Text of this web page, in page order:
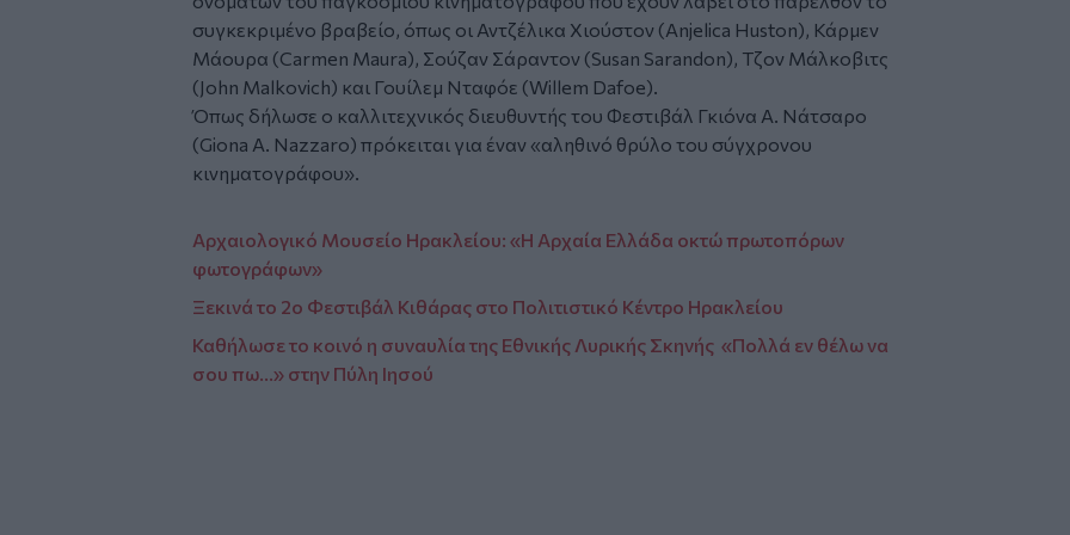
συγκεκριμένο βραβείο, όπως οι Αντζέλικα Χιούστον (Anjelica Huston), Κάρμεν
Μάουρα (Carmen Maura), Σούζαν Σάραντον (Susan Sarandon), Τζον Μάλκοβιτς
(John Malkovich) και Γουίλεμ Νταφόε (Willem Dafoe).
Όπως δήλωσε ο καλλιτεχνικός διευθυντής του Φεστιβάλ Γκιόνα Α. Νάτσαρο
(Giona A. Nazzaro) πρόκειται για έναν «αληθινό θρύλο του σύγχρονου
κινηματογράφου».
Αρχαιολογικό Μουσείο Ηρακλείου: «Η Αρχαία Ελλάδα οκτώ πρωτοπόρων
φωτογράφων»
Ξεκινά το 2ο Φεστιβάλ Κιθάρας στο Πολιτιστικό Κέντρο Ηρακλείου
Καθήλωσε το κοινό η συναυλία της Εθνικής Λυρικής Σκηνής «Πολλά εν θέλω να
σου πω…» στην Πύλη Ιησού